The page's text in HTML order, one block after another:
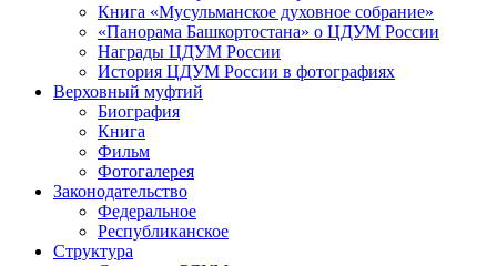
Книга «Мусульманское духовное собрание»
«Панорама Башкортостана» о ЦДУМ России
Награды ЦДУМ России
История ЦДУМ России в фотографиях
Верховный муфтий
Биография
Книга
Фильм
Фотогалерея
Законодательство
Федеральное
Республиканское
Структура